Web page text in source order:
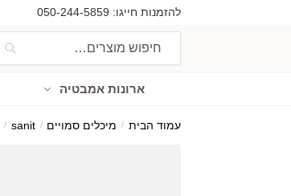
להזמנות חייגו: 050-244-5859
חיפוש
ארונות אמבטיה
עמוד הבית / מיכלים סמויים /
sanit
/